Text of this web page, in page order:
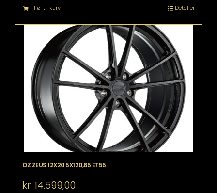
Tilføj til kurv Detaljer
OZ ZEUS 12X20 5X120,65 ET55
kr. 14.599,00